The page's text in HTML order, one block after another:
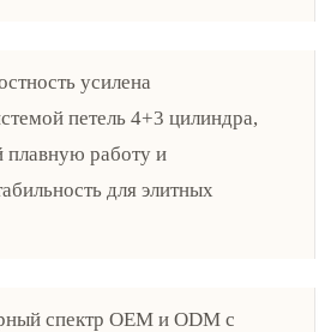
усилена
петель 4+3 цилиндра,
работу и
для элитных
спектр OEM и ODM с